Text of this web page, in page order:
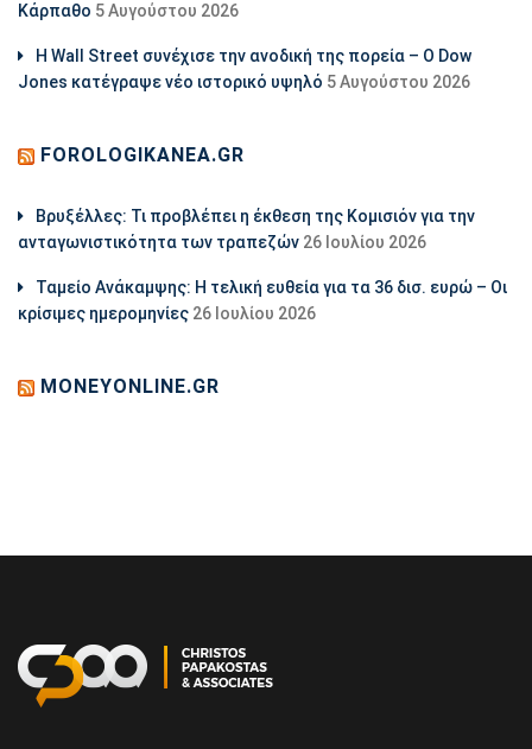
Κάρπαθο 5 Αυγούστου 2026
Η Wall Street συνέχισε την ανοδική της πορεία – Ο Dow
Jones κατέγραψε νέο ιστορικό υψηλό 5 Αυγούστου 2026
FOROLOGIKANEA.GR
Βρυξέλλες: Τι προβλέπει η έκθεση της Κομισιόν για την
ανταγωνιστικότητα των τραπεζών 26 Ιουλίου 2026
Ταμείο Ανάκαμψης: Η τελική ευθεία για τα 36 δισ. ευρώ – Οι
κρίσιμες ημερομηνίες 26 Ιουλίου 2026
MONEYONLINE.GR